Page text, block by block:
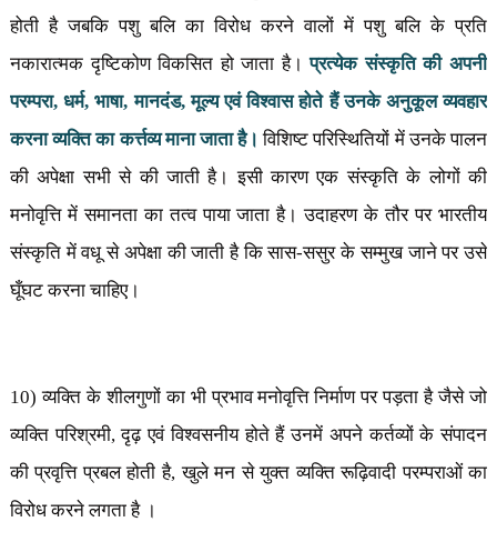
होती है जबकि पशु बलि का विरोध करने वालों में पशु बलि के प्रति
नकारात्मक दृष्टिकोण विकसित हो जाता है।प्रत्येक संस्कृति की अपनी
परम्परा,धर्म,भाषा,मानदंड,मूल्य एवं विश्वास होते हैं उनके अनुकूल व्यवहार
करना व्यक्ति का कर्त्तव्य माना जाता है। विशिष्ट परिस्थितियों में उनके पालन
की अपेक्षा सभी से की जाती है। इसी कारण एक संस्कृति के लोगों की
मनोवृत्ति में समानता का तत्व पाया जाता है। उदाहरण के तौर पर भारतीय
संस्कृति में वधू से अपेक्षा की जाती है कि सास-ससुर के सम्मुख जाने पर उसे
घूँघट करना चाहिए।
10) व्यक्ति के शीलगुणों का भी प्रभाव मनोवृत्ति निर्माण पर पड़ता है जैसे जो
व्यक्ति परिश्रमी,दृढ़ एवं विश्वसनीय होते हैं उनमें अपने कर्तव्यों के संपादन
की प्रवृत्ति प्रबल होती है,खुले मन से युक्त व्यक्ति रूढ़िवादी परम्पराओं का
विरोध करने लगता है ।